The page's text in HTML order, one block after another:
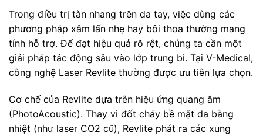
Trong điều trị tàn nhang trên da tay, việc dùng các
phương pháp xâm lấn nhẹ hay bôi thoa thường mang
tính hỗ trợ. Để đạt hiệu quả rõ rệt, chúng ta cần một
giải pháp tác động sâu vào lớp trung bì. Tại V-Medical,
công nghệ Laser Revlite thường được ưu tiên lựa chọn.
Cơ chế của Revlite dựa trên hiệu ứng quang âm
(PhotoAcoustic). Thay vì đốt cháy bề mặt da bằng
nhiệt (như laser CO2 cũ), Revlite phát ra các xung